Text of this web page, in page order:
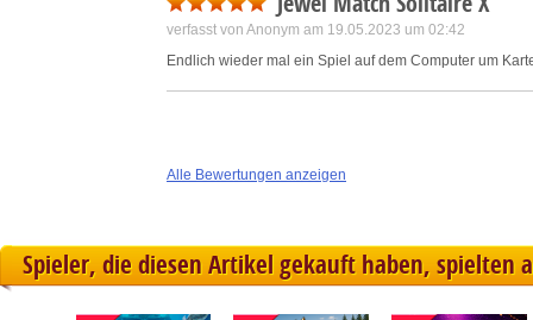
verfasst von Anonym am 19.05.2023 um 02:42
Endlich wieder mal ein Spiel auf dem Computer um
Alle Bewertungen anzeigen
Spieler, die diesen Artikel gekauft haben, spielten